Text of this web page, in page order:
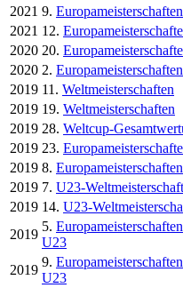
2021 9. Europameisterschaften
2021 12.
2020 20.
2020 2. Europameisterschaften
2019 11. Weltmeisterschaften
2019 19. Weltmeisterschaften
2019 28. Weltcup-
2019 23.
2019 8. Europameisterschaften
2019 7. U23-
2019 14. U23-
2019
5. Europameisterschaften
U23
2019
9. Europameisterschaften
U23